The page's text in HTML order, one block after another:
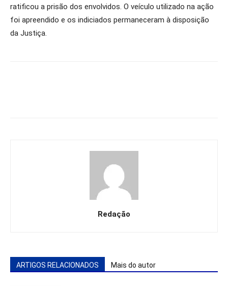
ratificou a prisão dos envolvidos. O veículo utilizado na ação
foi apreendido e os indiciados permaneceram à disposição
da Justiça.
Redação
ARTIGOS RELACIONADOS Mais do autor